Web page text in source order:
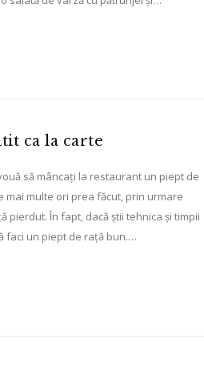
ca la carte
să mâncați la restaurant un piept de
mai multe ori prea făcut, prin urmare
pierdut. În fapt, dacă știi tehnica și timpii
faci un piept de rață bun.…